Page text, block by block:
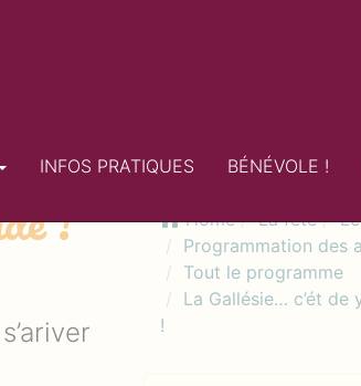
INFOS PRATIQUES BÉNÉVOLE !
! Home La fête
Programmation des
Tout le programme
La Gallésie… c’ét de
!